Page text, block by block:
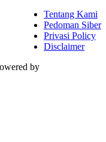
Tentang Kami
Pedoman Siber
Privasi Policy
Disclaimer
by